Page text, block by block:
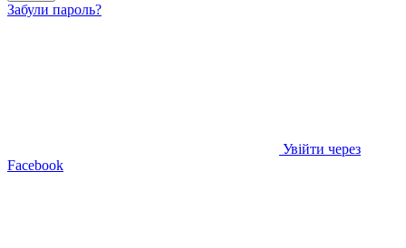
Забули пароль?
Увійти через
Facebook